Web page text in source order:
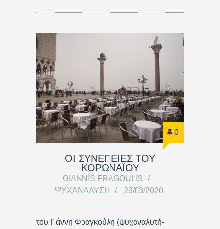
0
ΟΙ ΣΥΝΕΠΕΙΕΣ ΤΟΥ
ΚΟΡΩΝΑΪΟΥ
GIANNIS FRAGOULIS
ΨΥΧΑΝΆΛΥΣΗ
29/03/2020
του Γιάννη Φραγκούλη (ψυχαναλυτή-